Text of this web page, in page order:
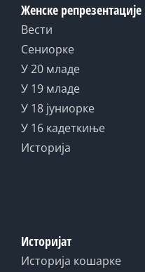
Женске репрезентације
Вести
Сениорке
У 20 младе
У 19 младе
У 18 јуниорке
У 16 кадеткиње
Историја
Историјат
Историја кошарке